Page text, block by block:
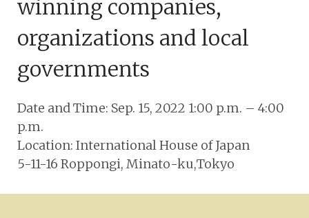
winning companies,
organizations and local
governments
Date and Time: Sep. 15, 2022 1:00 p.m. – 4:00
p.m.
Location: International House of Japan
5-11-16 Roppongi, Minato-ku,Tokyo